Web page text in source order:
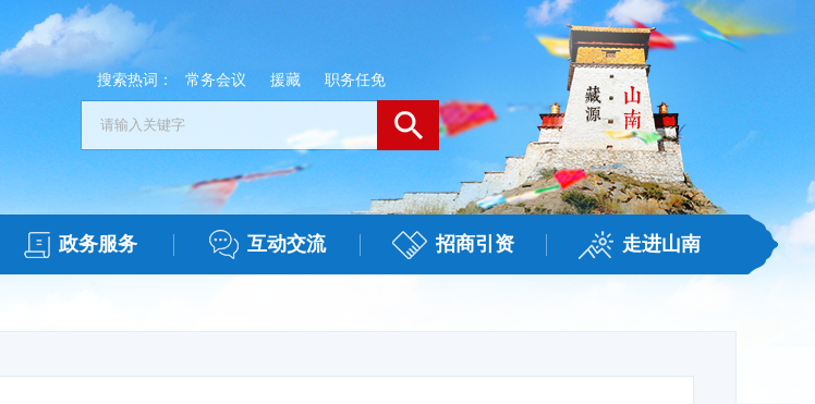
搜索热词： 常务会议 援藏 职务任免
政务服务 互动交流 招商引资 走进山南